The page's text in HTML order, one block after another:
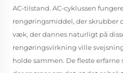
AC-tilstand. AC-cyklussen
rengøringsmiddel, der skrubber
væk, der dannes naturligt på
rengøringsvirkning ville
holde sammen. De fleste